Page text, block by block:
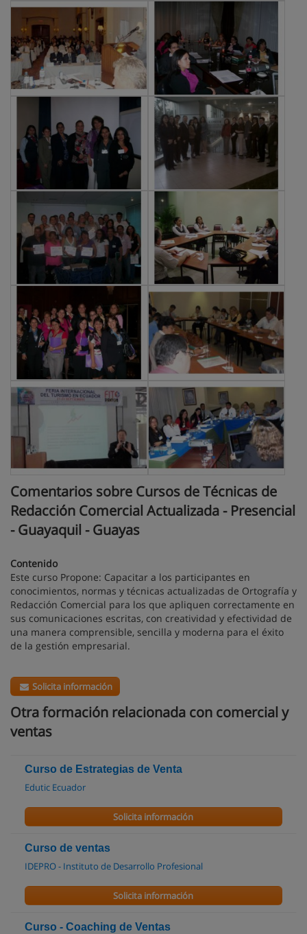
Comentarios sobre Cursos de Técnicas de
Redacción Comercial Actualizada - Presencial
- Guayaquil - Guayas
Contenido
Este curso Propone: Capacitar a los participantes en
conocimientos, normas y técnicas actualizadas de Ortografía y
Redacción Comercial para los que apliquen correctamente en
sus comunicaciones escritas, con creatividad y efectividad de
una manera comprensible, sencilla y moderna para el éxito
de la gestión empresarial.
Solicita información
Otra formación relacionada con comercial y
ventas
Curso de Estrategias de Venta
Edutic Ecuador
Solicita información
Curso de ventas
IDEPRO - Instituto de Desarrollo Profesional
Solicita información
Curso - Coaching de Ventas